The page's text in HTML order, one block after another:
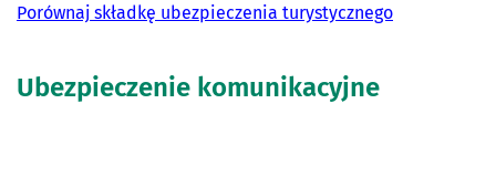
Porównaj składkę ubezpieczenia turystycznego
Ubezpieczenie komunikacyjne